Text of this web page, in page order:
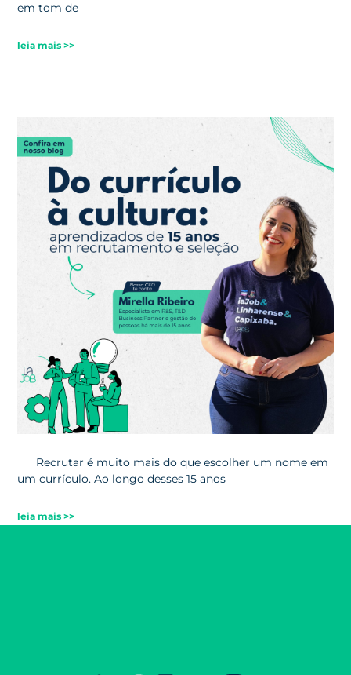
em tom de
leia mais >>
Recrutar é muito mais do que escolher um nome em
um currículo. Ao longo desses 15 anos
leia mais >>